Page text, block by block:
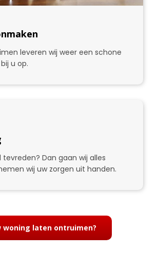
leveren wij weer een schone
u op.
Dan gaan wij alles
wij uw zorgen uit handen.
woning laten ontruimen?